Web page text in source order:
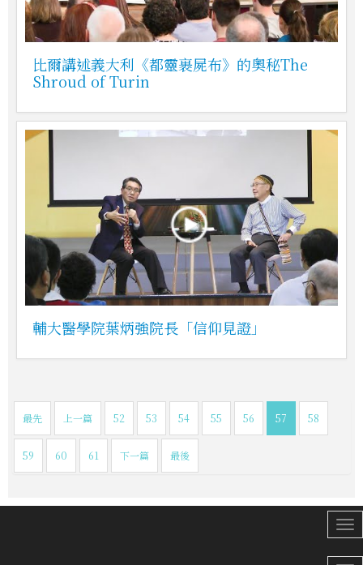
比爾講述義大利《都靈裹屍布》的奧秘The
Shroud of Turin
輔大醫學院葉炳強院長「信仰見證」
最先 上一篇 52 53 54 55 56 57 58
59 60 61 下一篇 最後